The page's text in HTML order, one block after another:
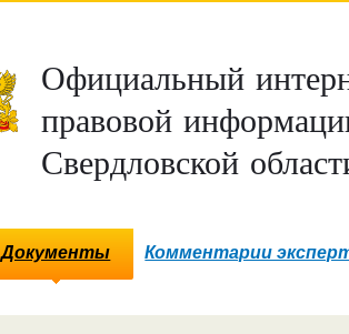
Официальный
правовой
Свердловской
Документы Комментарии